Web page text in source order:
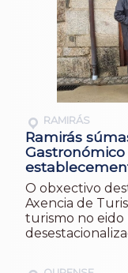
RAMIRÁS
Ramirás
Gastronómico
O obxectivo
Axencia de
turismo no eido